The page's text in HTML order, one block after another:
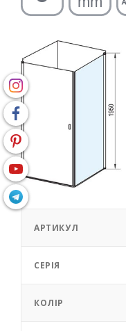
АРТИКУЛ
СЕРІЯ
КОЛІР